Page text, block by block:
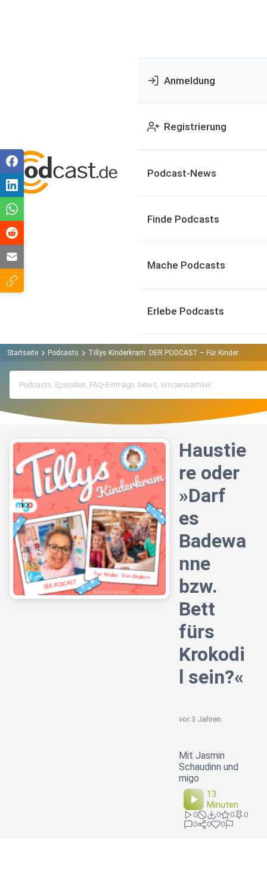
Anmeldung
Registrierung
Podcast-News
Finde Podcasts
Mache Podcasts
Erlebe Podcasts
Startseite Podcasts Tillys Kinderkram: DER PODCAST – Für Kinder. Von
Haustie
re oder
»Darf
es
Badewa
nne
bzw.
Bett
fürs
Krokodi
l sein?«
vor 3 Jahren
Mit Jasmin
Schaudinn und
migo
13
Minuten
0 0 0
0
0
0 0